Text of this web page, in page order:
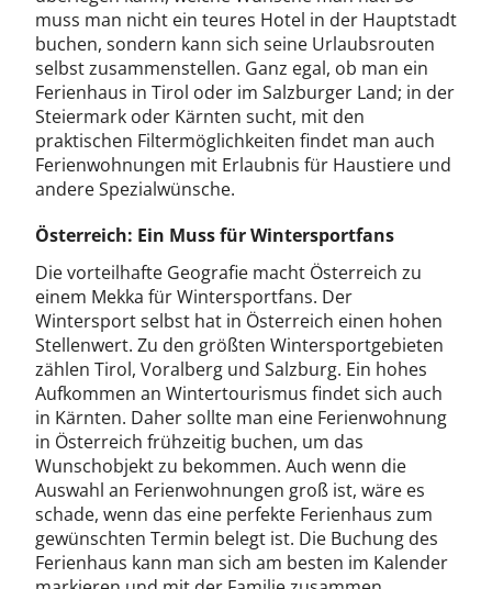
muss man nicht ein teures Hotel in der Hauptstadt
buchen, sondern kann sich seine Urlaubsrouten
selbst zusammenstellen. Ganz egal, ob man ein
Ferienhaus in Tirol oder im Salzburger Land; in der
Steiermark oder Kärnten sucht, mit den
praktischen Filtermöglichkeiten findet man auch
Ferienwohnungen mit Erlaubnis für Haustiere und
andere Spezialwünsche.
Österreich: Ein Muss für Wintersportfans
Die vorteilhafte Geografie macht Österreich zu
einem Mekka für Wintersportfans. Der
Wintersport selbst hat in Österreich einen hohen
Stellenwert. Zu den größten Wintersportgebieten
zählen Tirol, Voralberg und Salzburg. Ein hohes
Aufkommen an Wintertourismus findet sich auch
in Kärnten. Daher sollte man eine Ferienwohnung
in Österreich frühzeitig buchen, um das
Wunschobjekt zu bekommen. Auch wenn die
Auswahl an Ferienwohnungen groß ist, wäre es
schade, wenn das eine perfekte Ferienhaus zum
gewünschten Termin belegt ist. Die Buchung des
Ferienhaus kann man sich am besten im Kalender